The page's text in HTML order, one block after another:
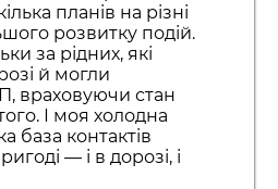
планів на різні
розвитку подій.
за рідних, які
й могли
враховуючи стан
І моя холодна
база контактів
— і в дорозі, і